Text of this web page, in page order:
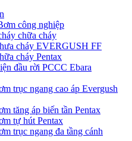
công nghiệp
chữa cháy
cháy EVERGUSH FF
cháy Pentax
đầu rời PCCC Ebara
trục ngang cao áp Evergush
tăng áp biến tần Pentax
tự hút Pentax
trục ngang đa tầng cánh